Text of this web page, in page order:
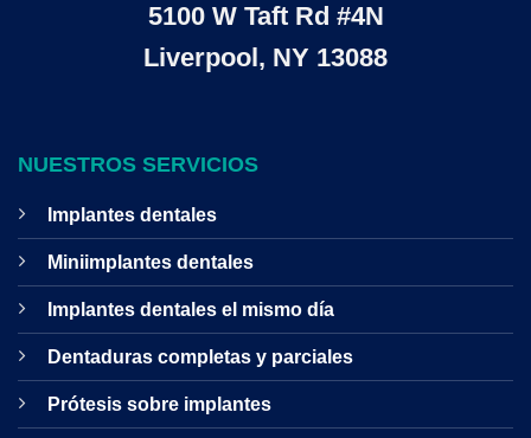
5100 W Taft Rd #4N
Liverpool, NY 13088
NUESTROS SERVICIOS
Implantes dentales
Miniimplantes dentales
Implantes dentales el mismo día
Dentaduras completas y parciales
Prótesis sobre implantes